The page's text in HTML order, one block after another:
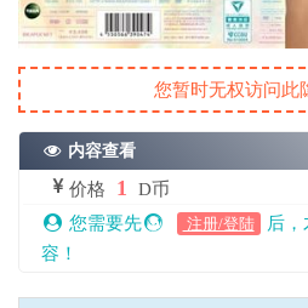
您暂时无权访问此
内容查看
价格 1
D币
您需要先
注册/登陆
后
容！